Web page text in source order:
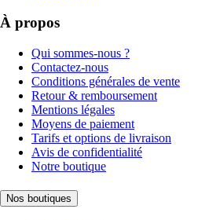
À propos
Qui sommes-nous ?
Contactez-nous
Conditions générales de vente
Retour & remboursement
Mentions légales
Moyens de paiement
Tarifs et options de livraison
Avis de confidentialité
Notre boutique
Nos boutiques